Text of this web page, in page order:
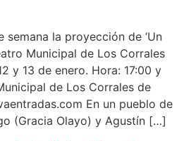
la proyección de ‘Un
Municipal de Los Corrales
y 13 de enero. Hora: 17:00 y
de Los Corrales de
En un pueblo de
(Gracia Olayo) y Agustín […]